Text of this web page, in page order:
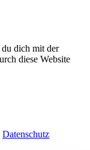
dich mit der
diese Website
Datenschutz